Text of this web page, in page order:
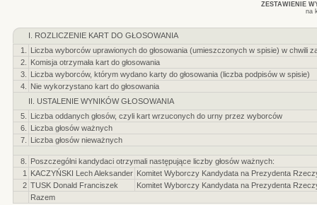
ZESTAWIENIE
na
I. ROZLICZENIE KART DO GŁOSOWANIA
1.
Liczba wyborców uprawionych do głosowania (umieszczonych w spisie) w chwili
2.
Komisja otrzymała kart do głosowania
3.
Liczba wyborców, którym wydano karty do głosowania (liczba podpisów w spisie)
4.
Nie wykorzystano kart do głosowania
II. USTALENIE WYNIKÓW GŁOSOWANIA
5.
Liczba oddanych głosów, czyli kart wrzuconych do urny przez wyborców
6.
Liczba głosów ważnych
7.
Liczba głosów nieważnych
8.
Poszczególni kandydaci otrzymali następujące liczby głosów ważnych:
1
KACZYŃSKI Lech Aleksander Komitet Wyborczy Kandydata na Prezydenta
2 TUSK Donald Franciszek
Komitet Wyborczy Kandydata na Prezydenta
Razem